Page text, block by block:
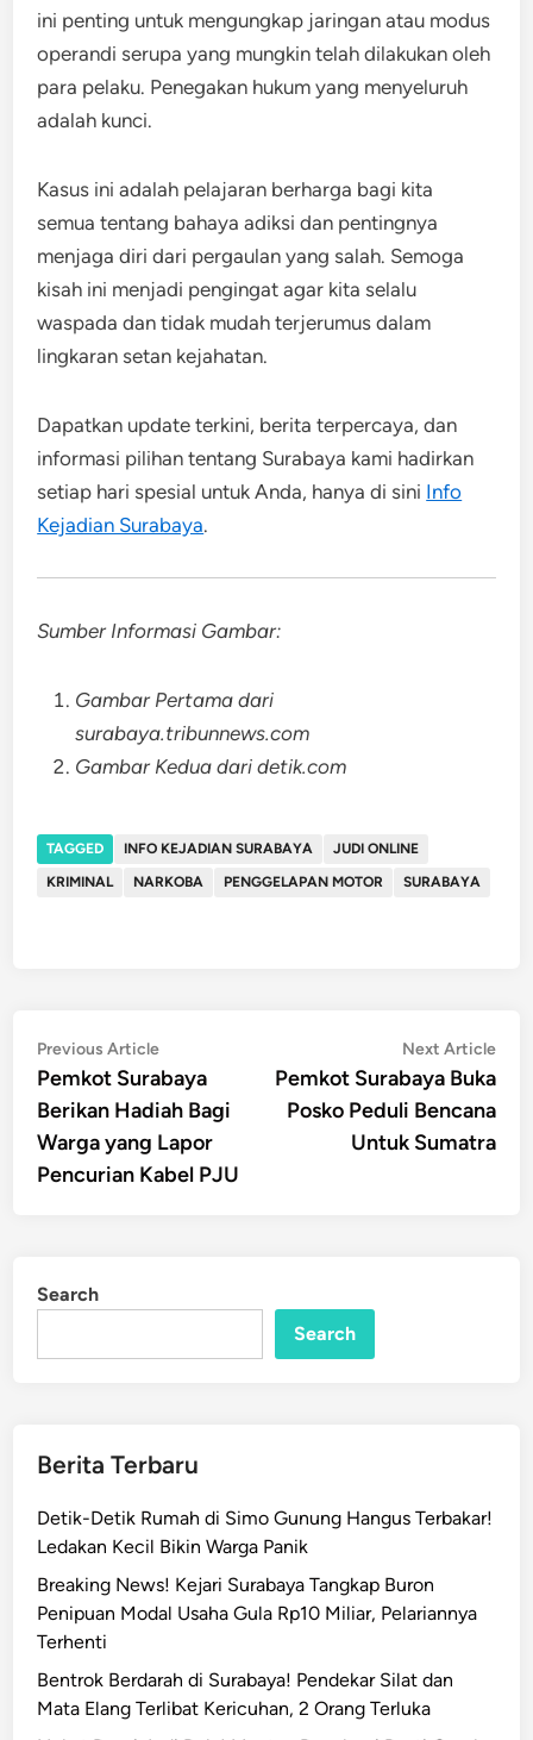
ini penting untuk mengungkap jaringan atau modus
operandi serupa yang mungkin telah dilakukan oleh
para pelaku. Penegakan hukum yang menyeluruh
adalah kunci.
Kasus ini adalah pelajaran berharga bagi kita
semua tentang bahaya adiksi dan pentingnya
menjaga diri dari pergaulan yang salah. Semoga
kisah ini menjadi pengingat agar kita selalu
waspada dan tidak mudah terjerumus dalam
lingkaran setan kejahatan.
Dapatkan update terkini, berita terpercaya, dan
informasi pilihan tentang Surabaya kami hadirkan
setiap hari spesial untuk Anda, hanya di sini Info
Kejadian Surabaya.
Sumber Informasi Gambar:
Gambar Pertama dari
surabaya.tribunnews.com
Gambar Kedua dari detik.com
TAGGED INFO KEJADIAN SURABAYA
JUDI ONLINE
KRIMINAL
NARKOBA PENGGELAPAN MOTOR SURABAYA
Post
navigation
Previous ArticlePrevious
article:
Pemkot Surabaya
Berikan Hadiah Bagi
Warga yang Lapor
Pencurian Kabel PJU
Next Article
Pemkot Surabaya Buka
Posko Peduli Bencana
Untuk Sumatra
Search
Search
Berita Terbaru
Detik-Detik Rumah di Simo Gunung Hangus Terbakar!
Ledakan Kecil Bikin Warga Panik
Breaking News! Kejari Surabaya Tangkap Buron
Penipuan Modal Usaha Gula Rp10 Miliar, Pelariannya
Terhenti
Bentrok Berdarah di Surabaya! Pendekar Silat dan
Mata Elang Terlibat Kericuhan, 2 Orang Terluka